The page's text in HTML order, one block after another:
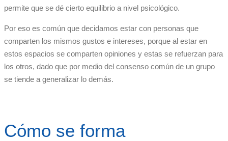
permite que se dé cierto equilibrio a nivel psicológico.
Por eso es común que decidamos estar con personas que
comparten los mismos gustos e intereses, porque al estar en
estos espacios se comparten opiniones y estas se refuerzan para
los otros, dado que por medio del consenso común de un grupo
se tiende a generalizar lo demás.
Cómo se forma